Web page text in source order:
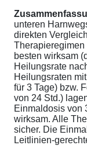
unteren
direkten
besten wirksam
Heilungsrate
Heilungsraten
für 3 Tage) bzw.
von 24 Std.)
Einmaldosis von
wirksam. Alle
sicher. Die
Leitlinien-